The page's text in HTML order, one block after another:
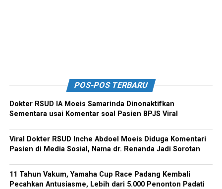
POS-POS TERBARU
Dokter RSUD IA Moeis Samarinda Dinonaktifkan
Sementara usai Komentar soal Pasien BPJS Viral
Viral Dokter RSUD Inche Abdoel Moeis Diduga Komentari
Pasien di Media Sosial, Nama dr. Renanda Jadi Sorotan
11 Tahun Vakum, Yamaha Cup Race Padang Kembali
Pecahkan Antusiasme, Lebih dari 5.000 Penonton Padati